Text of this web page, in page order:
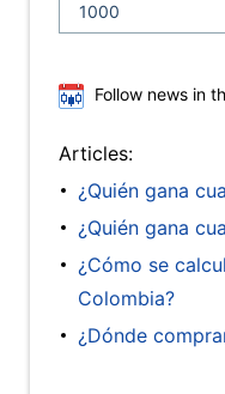
Follow news in
Articles:
¿Quién gana
¿Quién gana
¿Cómo se
Colombia?
¿Dónde